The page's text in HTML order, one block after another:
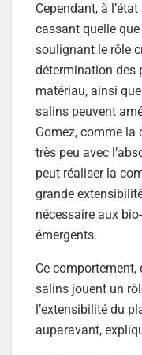
Cependant, à l’état
cassant quelle
soulignant le rôle
détermination des
matériau, ainsi
salins peuvent
Gomez, comme la
très peu avec
peut réaliser la
grande
nécessaire aux
émergents.
Ce
salins jouent un
l’extensibilité du
auparavant,